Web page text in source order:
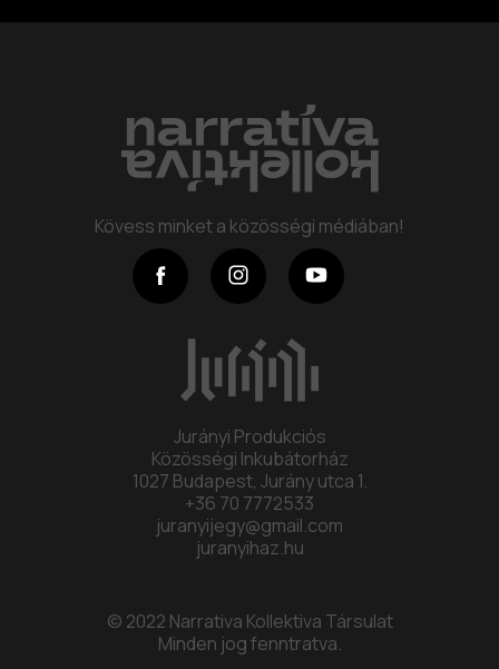
Program
Kollektíva
Kapcsolat
Kövess minket a közösségi médiában!
Jurányi Produkciós
Közösségi Inkubátorház
1027 Budapest, Jurány utca 1.
+36 70 7772533
juranyijegy@gmail.com
juranyihaz.hu
© 2022 Narrativa Kollektiva Társulat
Minden jog fenntratva.